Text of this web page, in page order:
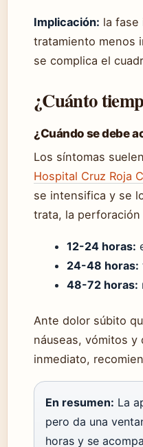
Implicación: la fase
tratamiento menos
se complica el
¿Cuánto
¿Cuándo se debe
Los síntomas
Hospital Cruz Roja
se intensifica y se
trata, la
12-24 horas:
24-48 horas:
48-72 horas:
Ante dolor súbito
náuseas, vómitos y
inmediato,
En resumen: La
pero da una
horas y se